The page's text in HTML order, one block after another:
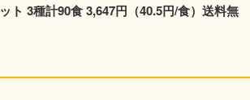
ト 3種計90食 3,647円（40.5円/食）送料無